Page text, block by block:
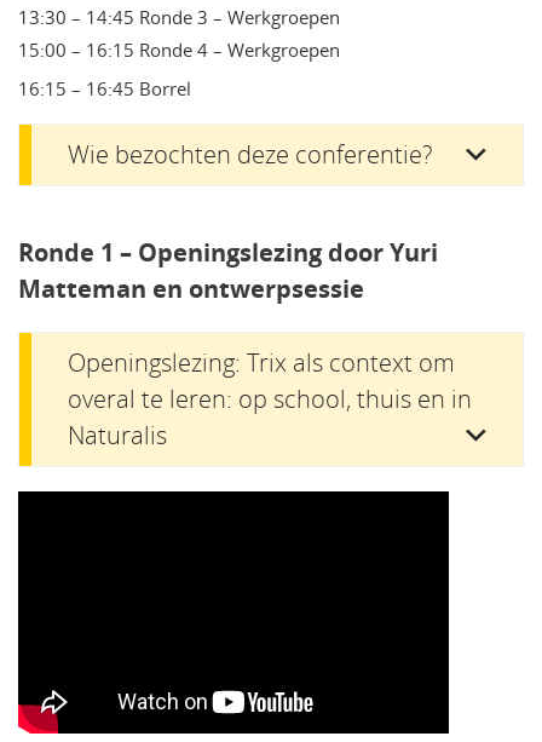
13:30 – 14:45 Ronde 3 – Werkgroepen
15:00 – 16:15 Ronde 4 – Werkgroepen
16:15 – 16:45 Borrel
Wie bezochten deze conferentie?
Ronde 1 – Openingslezing door Yuri
Matteman en ontwerpsessie
Openingslezing: Trix als context om
overal te leren: op school, thuis en in
Naturalis